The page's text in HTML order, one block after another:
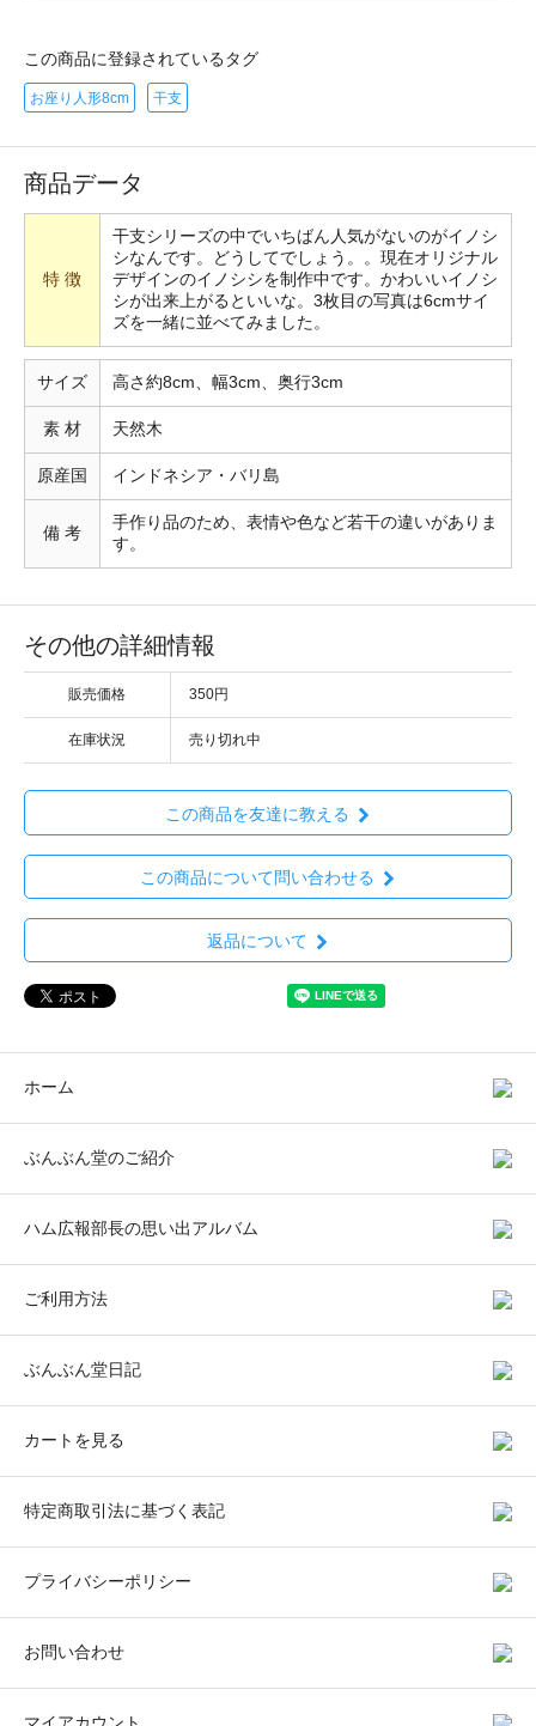
この商品に登録されているタグ
お座り人形8cm 干支
商品データ
特 徴
干支シリーズの中でいちばん人気がないのがイノシ
シなんです。どうしてでしょう。。現在オリジナル
デザインのイノシシを制作中です。かわいいイノシ
シが出来上がるといいな。3枚目の写真は6cmサイ
ズを一緒に並べてみました。
サイズ 高さ約8cm、幅3cm、奥行3cm
素 材 天然木
原産国 インドネシア・バリ島
備 考
手作り品のため、表情や色など若干の違いがありま
す。
その他の詳細情報
販売価格 350円
在庫状況 売り切れ中
この商品を友達に教える
この商品について問い合わせる
返品について
ホーム
ぶんぶん堂のご紹介
ハム広報部長の思い出アルバム
ご利用方法
ぶんぶん堂日記
カートを見る
特定商取引法に基づく表記
プライバシーポリシー
お問い合わせ